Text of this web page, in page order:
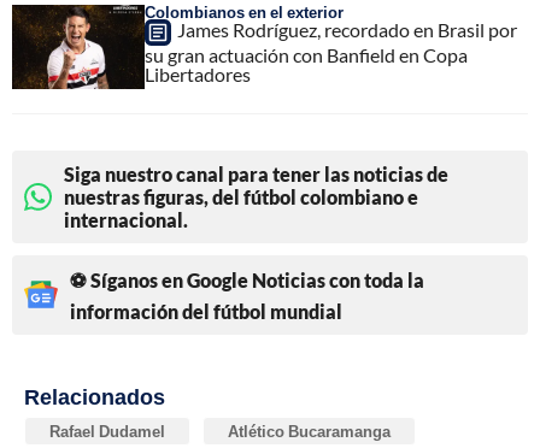
Colombianos en el exterior
James Rodríguez, recordado en Brasil por
su gran actuación con Banfield en Copa
Libertadores
Siga nuestro canal para tener las noticias de
nuestras figuras, del fútbol colombiano e
internacional.
⚽ Síganos en Google Noticias con toda la
información del fútbol mundial
Relacionados
Rafael Dudamel Atlético Bucaramanga